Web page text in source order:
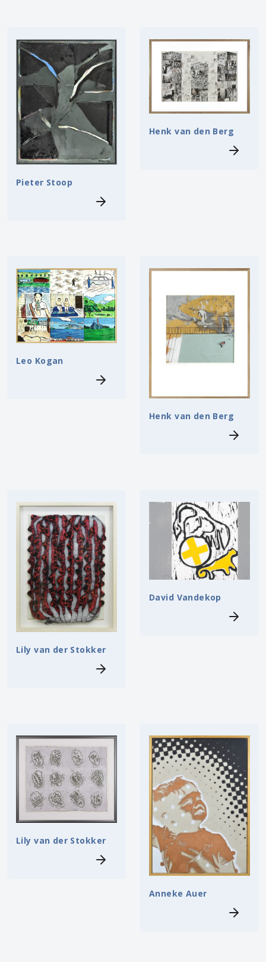
Pieter Stoop
Henk van den Berg
Leo Kogan
Henk van den Berg
Lily van der Stokker
David Vandekop
Lily van der Stokker
Anneke Auer